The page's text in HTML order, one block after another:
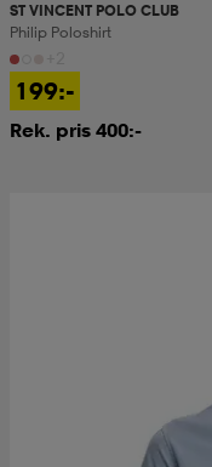
ST VINCENT POLO CLUB
Philip Poloshirt
199:-
Rek. pris 400:-